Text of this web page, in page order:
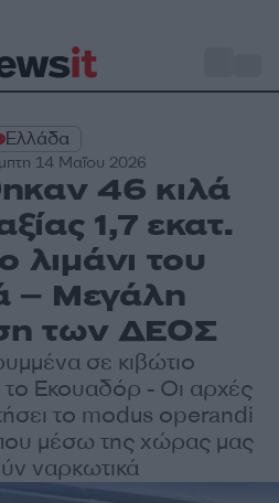
Ελλάδα
14 Μαΐου 2026
46 κιλά
1,7 εκατ.
λιμάνι του
– Μεγάλη
των ΔΕΟΣ
σε κιβώτιο
Εκουαδόρ - Οι αρχές
το modus operandi
μέσω της χώρας μας
ναρκωτικά